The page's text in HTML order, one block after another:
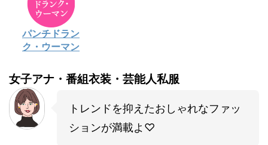
パンチドラン
ク・ウーマン
女子アナ・番組衣装・芸能人私服
トレンドを抑えたおしゃれなファッ
ションが満載よ♡